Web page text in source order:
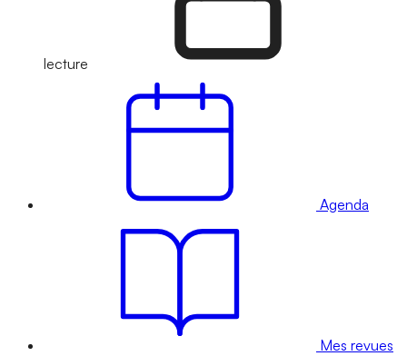
lecture
Agenda
Mes revues